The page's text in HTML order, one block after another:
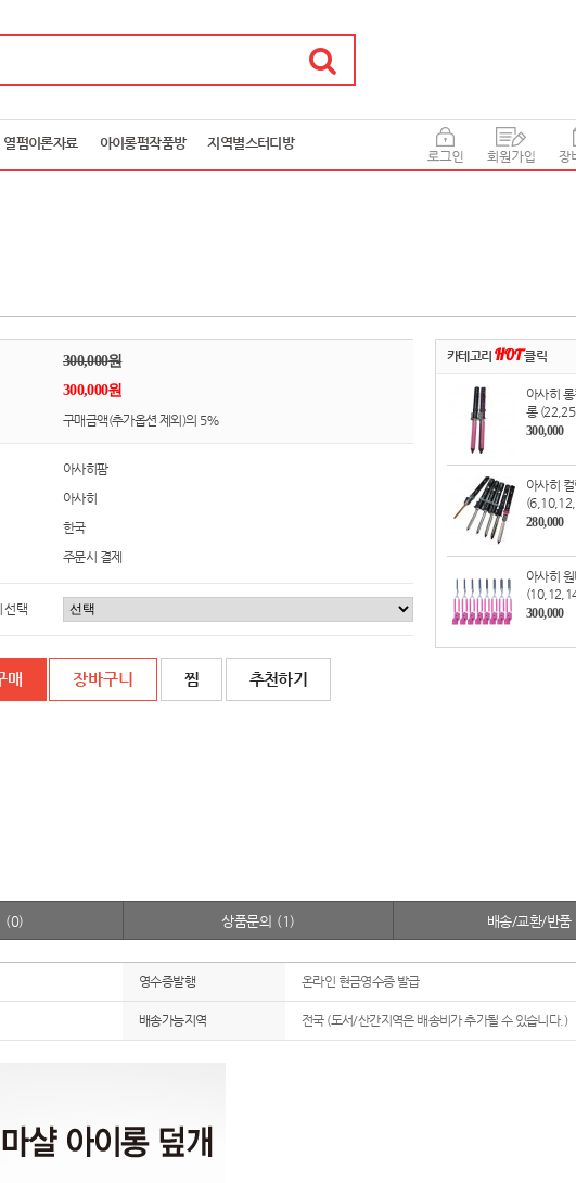
열펌이론자료 아이롱펌작품방 지역별스터디방
300,000원
300,000원
구매금액(추가옵션 제외)의 5%
아사히팜
아사히
한국
주문시 결제
선택
찜 추천하기
카테고리 HOT클릭
아사히
롱
300,000
아사히
280,000
아사히
300,000
(0) 상품문의 (1) 배송/교환/반품
영수증발행 온라인 현금영수증 발급
배송가능지역 전국 (도서/산간지역은 배송비가 추가될 수 있습니다.)